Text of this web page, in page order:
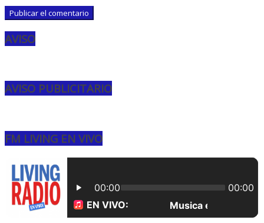
AVISO
AVISO PUBLICITARIO
FM LIVING EN VIVO